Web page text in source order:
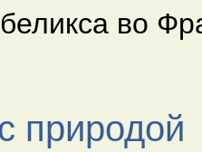
во
природой